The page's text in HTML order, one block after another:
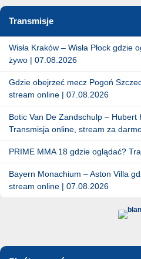
Transmisje
Wisła Kraków – Wisła Płock
żywo | 07.08.2026
Gdzie obejrzeć mecz Pogoń
stream online | 07.08.2026
Botic Van De Zandschulp –
Transmisja online, stream za
PRIME MMA 18 gdzie oglądać?
Bayern Monachium – Aston Villa
stream online | 07.08.2026